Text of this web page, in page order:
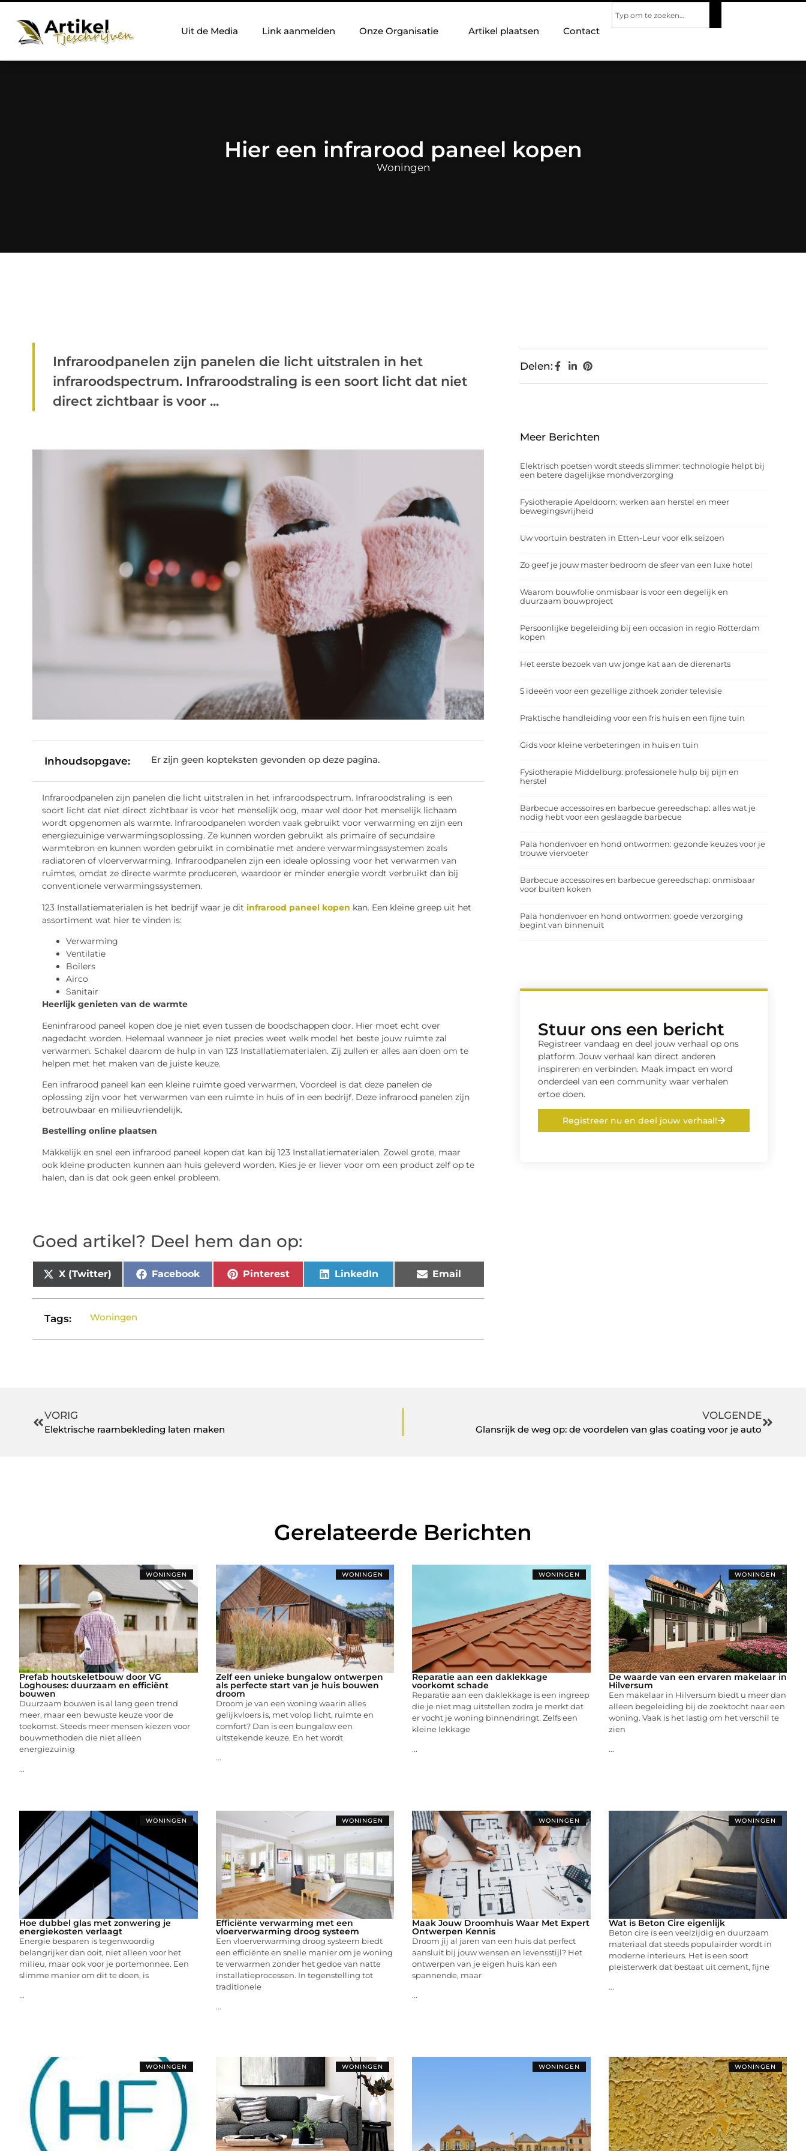
Uit de Media Link aanmelden Onze Organisatie Artikel plaatsen Contact
Hier een infrarood paneel kopen
Woningen
Infraroodpanelen zijn panelen die licht uitstralen in het
infraroodspectrum. Infraroodstraling is een soort licht dat niet
direct zichtbaar is voor ...
Inhoudsopgave: Er zijn geen kopteksten gevonden op deze pagina.
Infraroodpanelen zijn panelen die licht uitstralen in het infraroodspectrum. Infraroodstraling is een
soort licht dat niet direct zichtbaar is voor het menselijk oog, maar wel door het menselijk lichaam
wordt opgenomen als warmte. Infraroodpanelen worden vaak gebruikt voor verwarming en zijn een
energiezuinige verwarmingsoplossing. Ze kunnen worden gebruikt als primaire of secundaire
warmtebron en kunnen worden gebruikt in combinatie met andere verwarmingssystemen zoals
radiatoren of vloerverwarming. Infraroodpanelen zijn een ideale oplossing voor het verwarmen van
ruimtes, omdat ze directe warmte produceren, waardoor er minder energie wordt verbruikt dan bij
conventionele verwarmingssystemen.
123 Installatiematerialen is het bedrijf waar je dit infrarood paneel kopen kan. Een kleine greep uit het
assortiment wat hier te vinden is:
Verwarming
Ventilatie
Boilers
Airco
Sanitair
Heerlijk genieten van de warmte
Eeninfrarood paneel kopen doe je niet even tussen de boodschappen door. Hier moet echt over
nagedacht worden. Helemaal wanneer je niet precies weet welk model het beste jouw ruimte zal
verwarmen. Schakel daarom de hulp in van 123 Installatiematerialen. Zij zullen er alles aan doen om te
helpen met het maken van de juiste keuze.
Een infrarood paneel kan een kleine ruimte goed verwarmen. Voordeel is dat deze panelen de
oplossing zijn voor het verwarmen van een ruimte in huis of in een bedrijf. Deze infrarood panelen zijn
betrouwbaar en milieuvriendelijk.
Bestelling online plaatsen
Makkelijk en snel een infrarood paneel kopen dat kan bij 123 Installatiematerialen. Zowel grote, maar
ook kleine producten kunnen aan huis geleverd worden. Kies je er liever voor om een product zelf op te
halen, dan is dat ook geen enkel probleem.
Goed artikel? Deel hem dan op:
X (Twitter) Facebook Pinterest LinkedIn Email
Tags: Woningen
Delen:
Meer Berichten
Elektrisch poetsen wordt steeds slimmer: technologie helpt bij
een betere dagelijkse mondverzorging
Fysiotherapie Apeldoorn: werken aan herstel en meer
bewegingsvrijheid
Uw voortuin bestraten in Etten-Leur voor elk seizoen
Zo geef je jouw master bedroom de sfeer van een luxe hotel
Waarom bouwfolie onmisbaar is voor een degelijk en
duurzaam bouwproject
Persoonlijke begeleiding bij een occasion in regio Rotterdam
kopen
Het eerste bezoek van uw jonge kat aan de dierenarts
5 ideeën voor een gezellige zithoek zonder televisie
Praktische handleiding voor een fris huis en een fijne tuin
Gids voor kleine verbeteringen in huis en tuin
Fysiotherapie Middelburg: professionele hulp bij pijn en
herstel
Barbecue accessoires en barbecue gereedschap: alles wat je
nodig hebt voor een geslaagde barbecue
Pala hondenvoer en hond ontwormen: gezonde keuzes voor je
trouwe viervoeter
Barbecue accessoires en barbecue gereedschap: onmisbaar
voor buiten koken
Pala hondenvoer en hond ontwormen: goede verzorging
begint van binnenuit
Stuur ons een bericht
Registreer vandaag en deel jouw verhaal op ons
platform. Jouw verhaal kan direct anderen
inspireren en verbinden. Maak impact en word
onderdeel van een community waar verhalen
ertoe doen.
Registreer nu en deel jouw verhaal!
VORIG
Elektrische raambekleding laten maken
VOLGENDE
Glansrijk de weg op: de voordelen van glas coating voor je auto
Gerelateerde Berichten
WONINGEN
Prefab houtskeletbouw door VG
Loghouses: duurzaam en efficiënt
bouwen
Duurzaam bouwen is al lang geen trend
meer, maar een bewuste keuze voor de
toekomst. Steeds meer mensen kiezen voor
bouwmethoden die niet alleen
energiezuinig
...
WONINGEN
Zelf een unieke bungalow ontwerpen
als perfecte start van je huis bouwen
droom
Droom je van een woning waarin alles
gelijkvloers is, met volop licht, ruimte en
comfort? Dan is een bungalow een
uitstekende keuze. En het wordt
...
WONINGEN
Reparatie aan een daklekkage
voorkomt schade
Reparatie aan een daklekkage is een ingreep
die je niet mag uitstellen zodra je merkt dat
er vocht je woning binnendringt. Zelfs een
kleine lekkage
...
WONINGEN
De waarde van een ervaren makelaar in
Hilversum
Een makelaar in Hilversum biedt u meer dan
alleen begeleiding bij de zoektocht naar een
woning. Vaak is het lastig om het verschil te
zien
...
WONINGEN
Hoe dubbel glas met zonwering je
energiekosten verlaagt
Energie besparen is tegenwoordig
belangrijker dan ooit, niet alleen voor het
milieu, maar ook voor je portemonnee. Een
slimme manier om dit te doen, is
...
WONINGEN
Efficiënte verwarming met een
vloerverwarming droog systeem
Een vloerverwarming droog systeem biedt
een efficiënte en snelle manier om je woning
te verwarmen zonder het gedoe van natte
installatieprocessen. In tegenstelling tot
traditionele
...
WONINGEN
Maak Jouw Droomhuis Waar Met Expert
Ontwerpen Kennis
Droom jij al jaren van een huis dat perfect
aansluit bij jouw wensen en levensstijl? Het
ontwerpen van je eigen huis kan een
spannende, maar
...
WONINGEN
Wat is Beton Cire eigenlijk
Beton cire is een veelzijdig en duurzaam
materiaal dat steeds populairder wordt in
moderne interieurs. Het is een soort
pleisterwerk dat bestaat uit cement, fijne
...
WONINGEN WONINGEN WONINGEN WONINGEN